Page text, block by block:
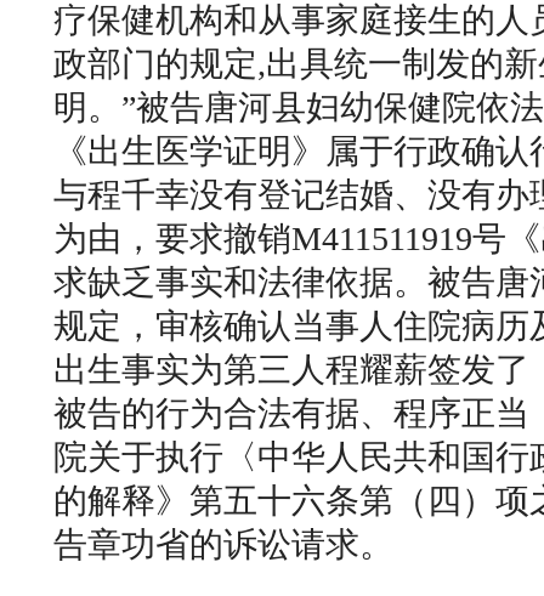
疗保健机构和从事家庭接生的人
政部门的规定,出具统一制发的
明。”被告唐河县妇幼保健院依
《出生医学证明》属于行政确
与程千幸没有登记结婚、没有办
为由，要求撤销M411511919号
求缺乏事实和法律依据。被告唐
规定，审核确认当事人住院病历
出生事实为第三人程耀薪签发了
被告的行为合法有据、程序正当
院关于执行〈中华人民共和国
的解释》第五十六条第（四）
告章功省的诉讼请求。